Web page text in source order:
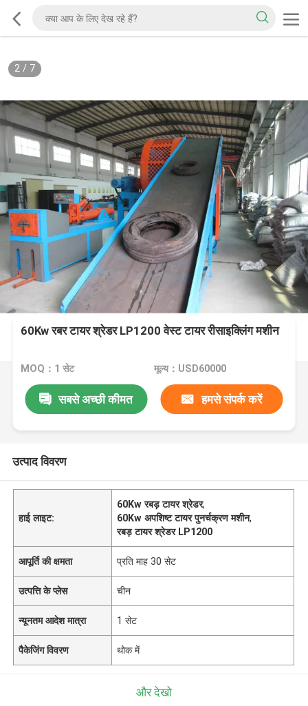
2/ 7
60Kw रबर टायर श्रेडर LP1200 वेस्ट टायर रीसाइक्लिंग मशीन
MOQ：1 सेट मूल्य：USD60000
सबसे अच्छी कीमत हमसे संपर्क करें
उत्पाद विवरण
हाई लाइट:
60Kw रबड़ टायर श्रेडर,
60Kw अपशिष्ट टायर पुनर्चक्रण मशीन,
रबड़ टायर श्रेडर LP1200
आपूर्ति की क्षमता प्रति माह 30 सेट
उत्पत्ति के प्लेस चीन
न्यूनतम आदेश मात्रा 1 सेट
पैकेजिंग विवरण थोक में
और देखो